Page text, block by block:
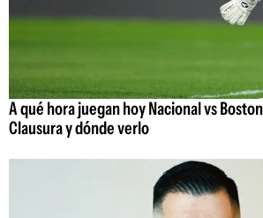
A qué hora juegan hoy Nacional vs
Clausura y dónde verlo